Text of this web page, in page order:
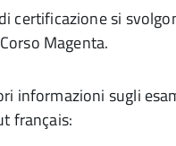
certificazione si
Magenta.
informazioni sugli
français: